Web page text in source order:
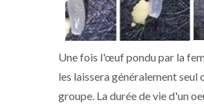
Une fois l'œuf pondu par la
les laissera généralement seul
groupe. La durée de vie d'un